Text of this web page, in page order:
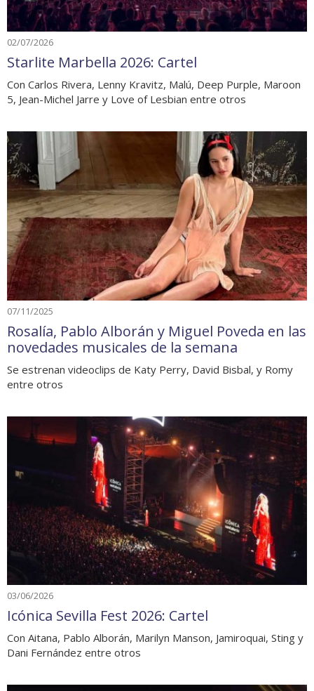
02/07/2026
Starlite Marbella 2026: Cartel
Con Carlos Rivera, Lenny Kravitz, Malú, Deep Purple, Maroon
5, Jean-Michel Jarre y Love of Lesbian entre otros
07/11/2025
Rosalía, Pablo Alborán y Miguel Poveda en las
novedades musicales de la semana
Se estrenan videoclips de Katy Perry, David Bisbal, y Romy
entre otros
03/06/2026
Icónica Sevilla Fest 2026: Cartel
Con Aitana, Pablo Alborán, Marilyn Manson, Jamiroquai, Sting y
Dani Fernández entre otros